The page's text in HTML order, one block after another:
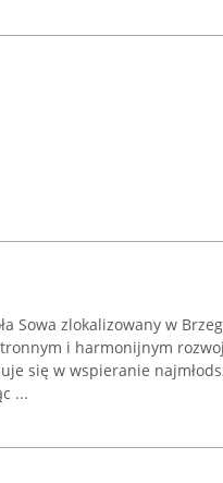
Sowa zlokalizowany w
i harmonijnym
się w wspieranie
...